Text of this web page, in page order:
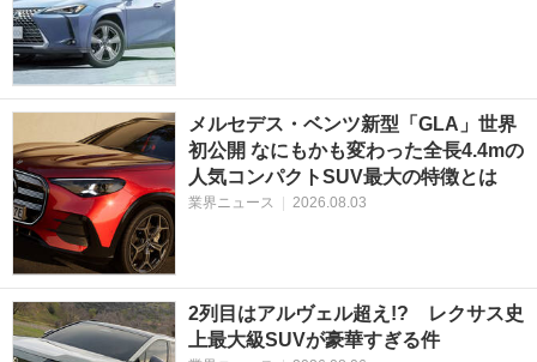
メルセデス・ベンツ新型「GLA」世界
初公開 なにもかも変わった全長4.4mの
人気コンパクトSUV最大の特徴とは
業界ニュース | 2026.08.03
2列目はアルヴェル超え!? レクサス史
上最大級SUVが豪華すぎる件